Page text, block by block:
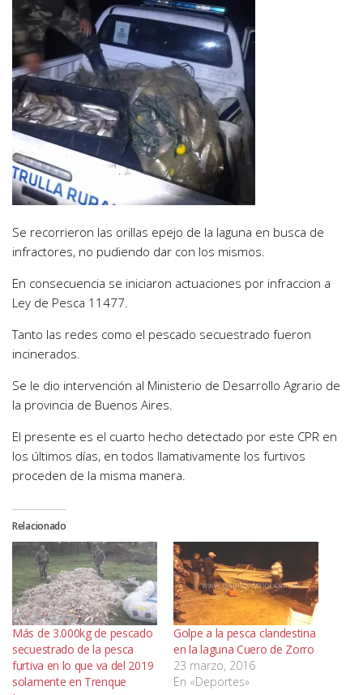
Se recorrieron las orillas epejo de la laguna en busca de
infractores, no pudiendo dar con los mismos.
En consecuencia se iniciaron actuaciones por infraccion a
Ley de Pesca 11477.
Tanto las redes como el pescado secuestrado fueron
incinerados.
Se le dio intervención al Ministerio de Desarrollo Agrario de
la provincia de Buenos Aires.
El presente es el cuarto hecho detectado por este CPR en
los últimos días, en todos llamativamente los furtivos
proceden de la misma manera.
Relacionado
Más de 3.000kg de pescado
secuestrado de la pesca
furtiva en lo que va del 2019
solamente en Trenque
Golpe a la pesca clandestina
en la laguna Cuero de Zorro
23 marzo, 2016
En «Deportes»